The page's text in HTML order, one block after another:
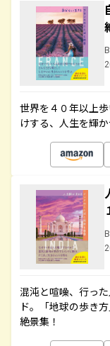
世界を４０年以上
けする、人生を輝
混沌と喧噪、行っ
ド。「地球の歩き
絶景集！